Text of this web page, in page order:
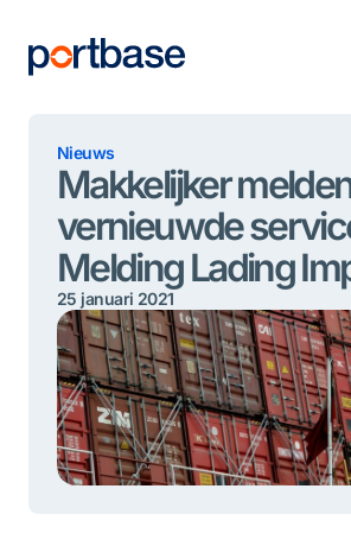
inhoud
Nieuws
Makkelijker
vernieuwde
Melding Lading
25 januari 2021